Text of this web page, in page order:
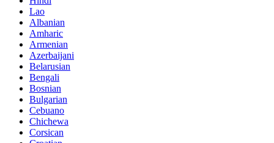
Lao
Albanian
Amharic
Armenian
Azerbaijani
Belarusian
Bengali
Bosnian
Bulgarian
Cebuano
Chichewa
Corsican